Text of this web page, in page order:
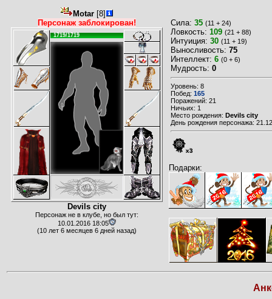
Motar [8]
Персонаж заблокирован!
1719/1719
Devils city
Персонаж не в клубе, но был тут:
10.01.2016 18:05
(10 лет 6 месяцев 6 дней назад)
Сила: 35 (11 + 24)
Ловкость: 109 (21 + 88)
Интуиция: 30 (11 + 19)
Выносливость: 75
Интеллект: 6 (0 + 6)
Мудрость: 0
Уровень: 8
Побед: 165
Поражений: 21
Ничьих: 1
Место рождения: Devils city
День рождения персонажа:
x3
Подарки: